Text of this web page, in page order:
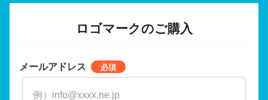
ロゴマークのご購入
メールアドレス